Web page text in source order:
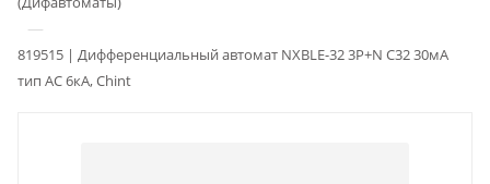
—
819515 | Дифференциальный автомат NXBLE-32 3P+N C32 30мА
тип AC 6кА, Chint